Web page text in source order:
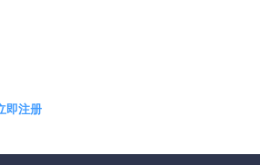
即注册